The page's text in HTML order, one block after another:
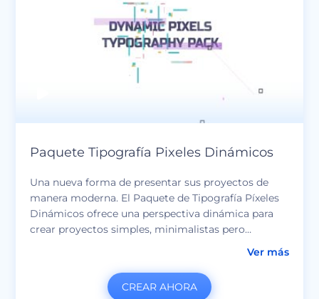
Paquete Tipografía Pixeles Dinámicos
Una nueva forma de presentar sus proyectos de
manera moderna. El Paquete de Tipografía Píxeles
Dinámicos ofrece una perspectiva dinámica para
crear proyectos simples, minimalistas pero
corporativos, intro u outro para su canal de
YouTube, presentaciones, presentaciones de
Ver más
CREAR AHORA